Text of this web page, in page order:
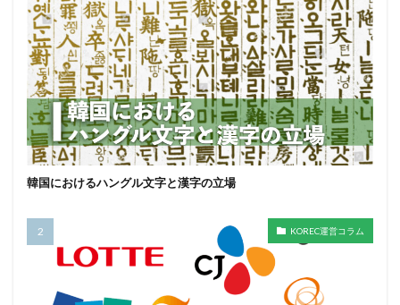
韓国におけるハングル文字と漢字の立場
KOREC運営コラム